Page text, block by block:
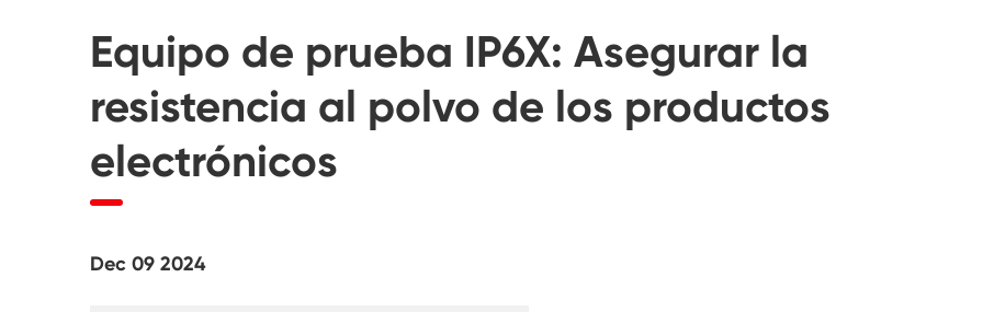
Cámaras térmicas
Cámaras de espray de sal
Probador de intemperie UV
Cámara de vibración
Cámara de prueba de alta temperatura
baja
Equipo de prueba IP6X: Asegurar la
resistencia al polvo de los productos
electrónicos
Dec 09 2024